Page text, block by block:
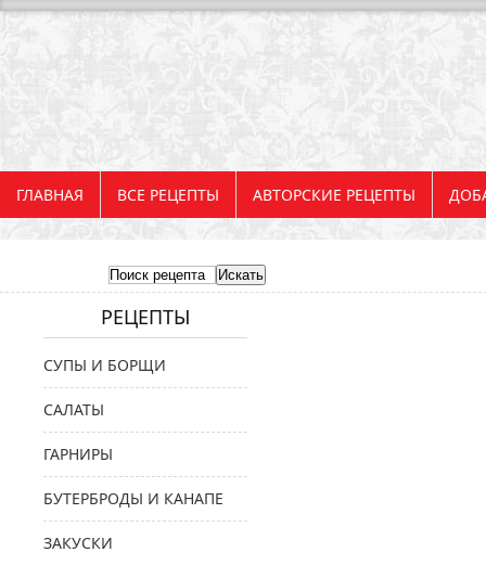
ГЛАВНАЯ ВСЕ РЕЦЕПТЫ АВТОРСКИЕ РЕЦЕПТЫ
РЕЦЕПТЫ
СУПЫ И БОРЩИ
САЛАТЫ
ГАРНИРЫ
БУТЕРБРОДЫ И КАНАПЕ
ЗАКУСКИ